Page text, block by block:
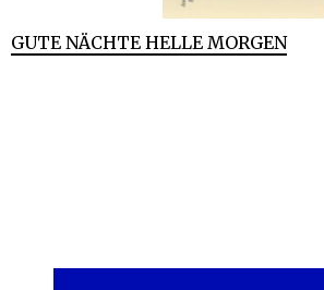
GUTE NÄCHTE HELLE MORGEN